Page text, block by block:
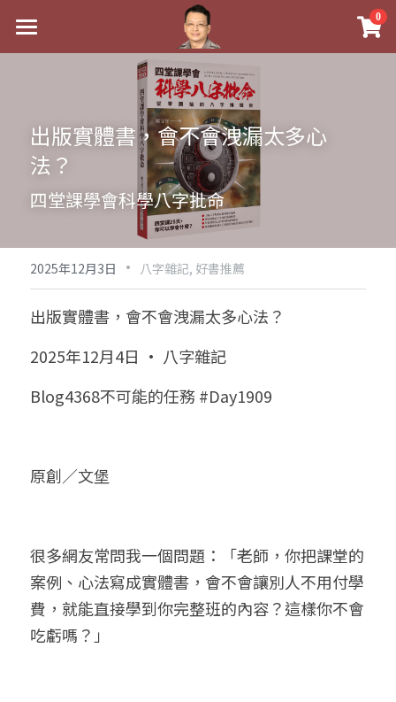
0
最新消息
實體經營
後天派陽宅
黃金會員專區
八字雜記
心靈成長
人氣最高
臉書生活
試閱專區
Podcast聽書
團隊訓練營
八字視頻
線上直播
線上學苑
八字初階班1
八字初階班2
八字中階班
五人實戰班
五行計算初階班
五行計算高階班
命理商城
八字完整班
科學八字推理PDF
小兒命名
我的著作
科學八字推理2
科學八字輕鬆學
輕鬆學會科學八字推理
批命預約
常見問題
FB粉絲頁
登錄/註冊
繁體中文
繁體中文
0938617837
support@p8zicourse.com
出版實體書，會不會洩漏太多心
法？
四堂課學會科學八字批命
2025年12月3日 · 八字雜記, 好書推薦
出版實體書，會不會洩漏太多心法？
2025年12月4日 · 八字雜記
Blog4368不可能的任務 #Day1909
原創／文堡
很多網友常問我一個問題：「老師，你把課堂的
案例、心法寫成實體書，會不會讓別人不用付學
費，就能直接學到你完整班的內容？這樣你不會
吃虧嗎？」
×
商品分類
八字線上完整班
科學八字推理PDF
《十神高階實戰錄》完整典藏版